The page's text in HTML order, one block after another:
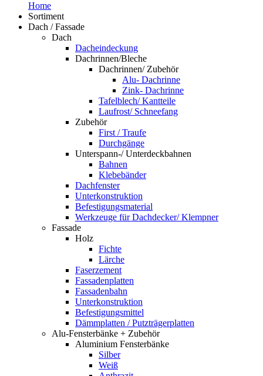
Home
Sortiment
Dach / Fassade
Dach
Dacheindeckung
Dachrinnen/Bleche
Dachrinnen/ Zubehör
Alu- Dachrinne
Zink- Dachrinne
Tafelblech/ Kantteile
Laufrost/ Schneefang
Zubehör
First / Traufe
Durchgänge
Unterspann-/ Unterdeckbahnen
Bahnen
Klebebänder
Dachfenster
Unterkonstruktion
Befestigungsmaterial
Werkzeuge für Dachdecker/ Klempner
Fassade
Holz
Fichte
Lärche
Faserzement
Fassadenplatten
Fassadenbahn
Unterkonstruktion
Befestigungsmittel
Dämmplatten / Putzträgerplatten
Alu-Fensterbänke + Zubehör
Aluminium Fensterbänke
Silber
Weiß